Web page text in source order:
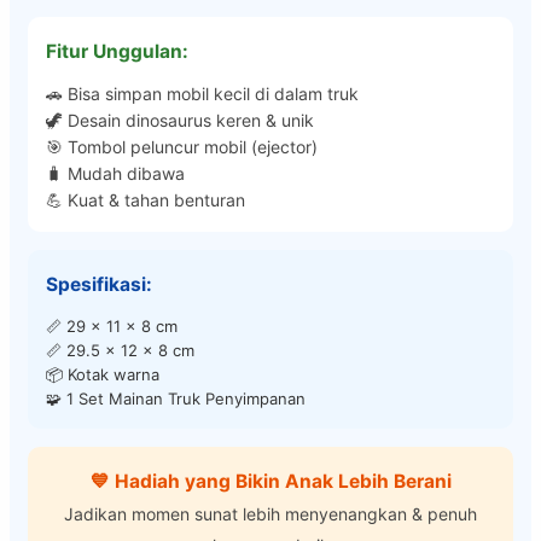
Fitur Unggulan:
🚗 Bisa simpan mobil kecil di dalam truk
🦖 Desain dinosaurus keren & unik
🎯 Tombol peluncur mobil (ejector)
🧳 Mudah dibawa
💪 Kuat & tahan benturan
Spesifikasi:
📏 29 x 11 x 8 cm
📏 29.5 x 12 x 8 cm
📦 Kotak warna
🧩 1 Set Mainan Truk Penyimpanan
💙 Hadiah yang Bikin Anak Lebih Berani
Jadikan momen sunat lebih menyenangkan & penuh